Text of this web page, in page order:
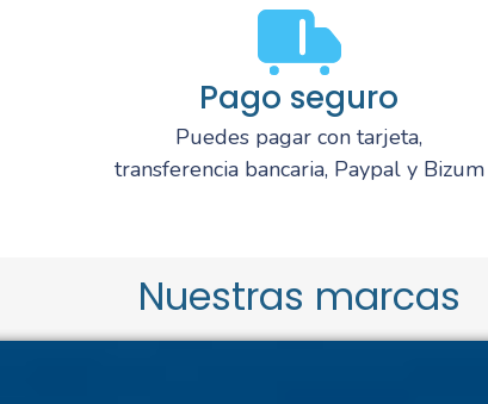
Pago seguro
Puedes pagar con tarjeta,
transferencia bancaria, Paypal y Bizum
Nuestras marcas